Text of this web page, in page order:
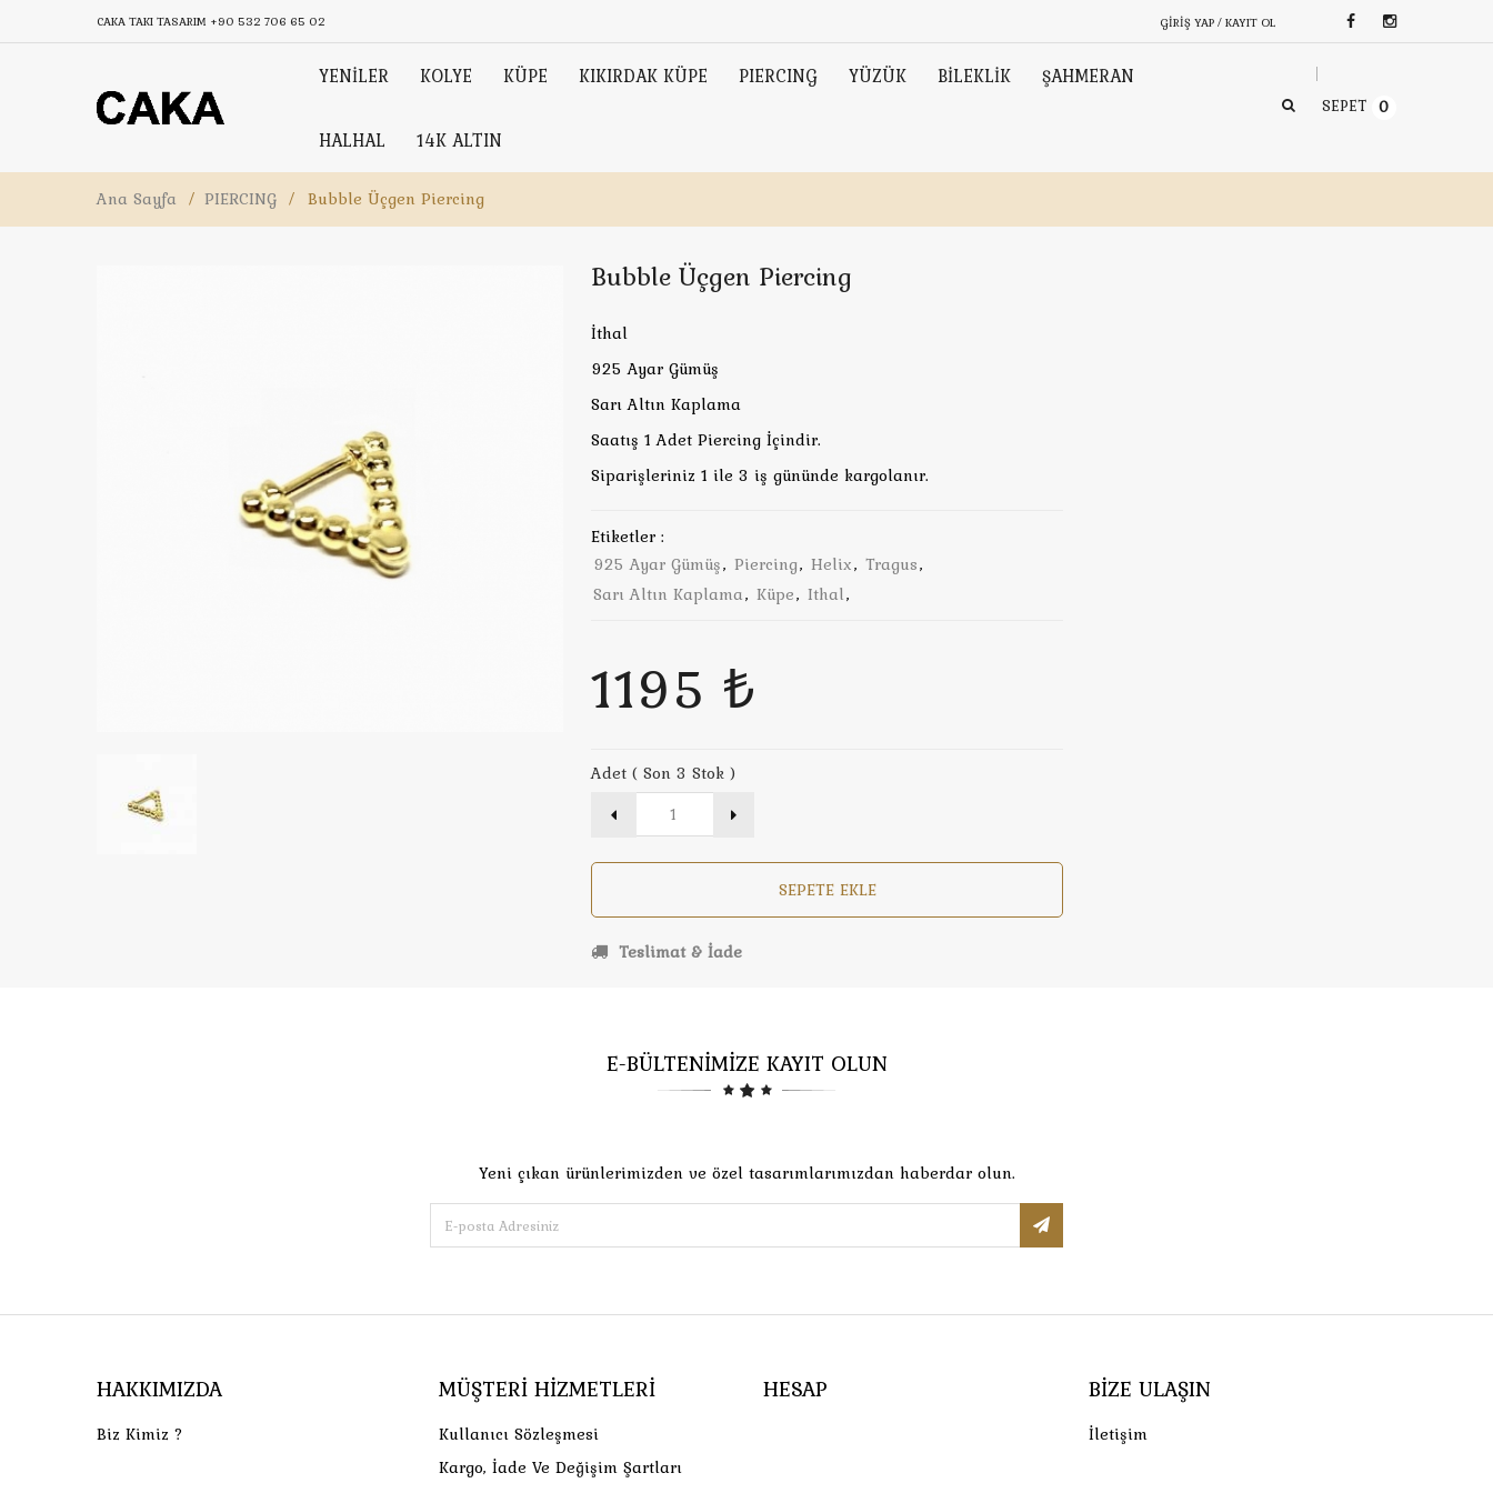
CAKA TAKI TASARIM +90 532 706 65 02 GIRIŞ YAP / KAYIT OL
YENİLER KOLYE KÜPE KIKIRDAK KÜPE PIERCING YÜZÜK BİLEKLİK ŞAHMERAN
HALHAL 14K ALTIN
SEPET 0
Ana Sayfa / PIERCING / Bubble Üçgen Piercing
Bubble Üçgen Piercing
İthal
925 Ayar Gümüş
Sarı Altın Kaplama
Saatış 1 Adet Piercing İçindir.
Siparişleriniz 1 ile 3 iş gününde kargolanır.
Etiketler :
925 Ayar Gümüş, Piercing, Helix, Tragus,
Sarı Altın Kaplama, Küpe, Ithal,
1195 ₺
Adet ( Son 3 Stok )
SEPETE EKLE
Teslimat & İade
E-BÜLTENİMİZE KAYIT OLUN
Yeni çıkan ürünlerimizden ve özel tasarımlarımızdan haberdar olun.
HAKKIMIZDA
Biz Kimiz ?
MÜŞTERI HIZMETLERI
Kullanıcı Sözleşmesi
Kargo, İade Ve Değişim Şartları
HESAP BIZE ULAŞIN
İletişim